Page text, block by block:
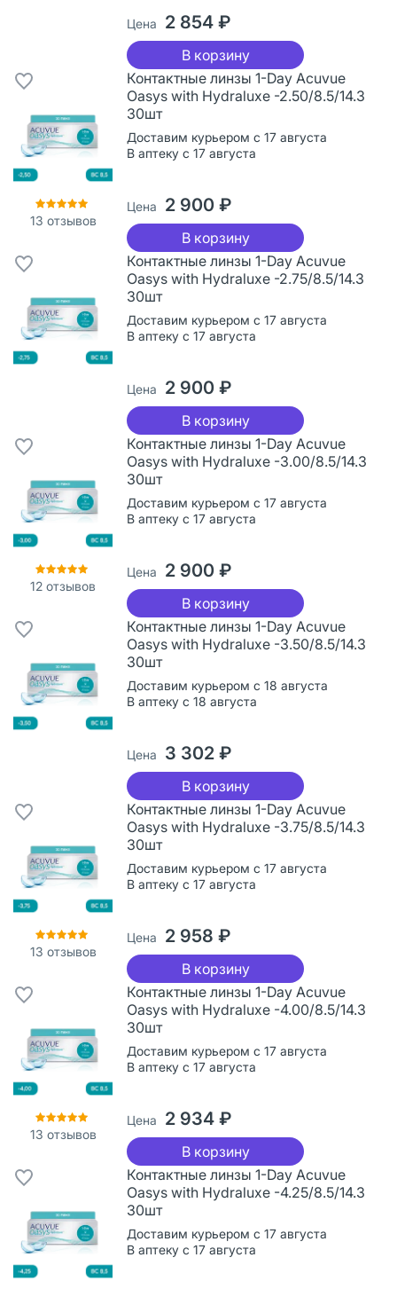
Цена 2 854 ₽
В корзину
13 отзывов
Контактные линзы 1-Day Acuvue
Oasys with Hydraluxe -2.50/8.5/14.3
30шт
Доставим курьером с 17 августа
В аптеку с 17 августа
Цена 2 900 ₽
В корзину
Контактные линзы 1-Day Acuvue
Oasys with Hydraluxe -2.75/8.5/14.3
30шт
Доставим курьером с 17 августа
В аптеку с 17 августа
Цена 2 900 ₽
В корзину
12 отзывов
Контактные линзы 1-Day Acuvue
Oasys with Hydraluxe -3.00/8.5/14.3
30шт
Доставим курьером с 17 августа
В аптеку с 17 августа
Цена 2 900 ₽
В корзину
Контактные линзы 1-Day Acuvue
Oasys with Hydraluxe -3.50/8.5/14.3
30шт
Доставим курьером с 18 августа
В аптеку с 18 августа
Цена 3 302 ₽
В корзину
13 отзывов
Контактные линзы 1-Day Acuvue
Oasys with Hydraluxe -3.75/8.5/14.3
30шт
Доставим курьером с 17 августа
В аптеку с 17 августа
Цена 2 958 ₽
В корзину
13 отзывов
Контактные линзы 1-Day Acuvue
Oasys with Hydraluxe -4.00/8.5/14.3
30шт
Доставим курьером с 17 августа
В аптеку с 17 августа
Цена 2 934 ₽
В корзину
Контактные линзы 1-Day Acuvue
Oasys with Hydraluxe -4.25/8.5/14.3
30шт
Доставим курьером с 17 августа
В аптеку с 17 августа